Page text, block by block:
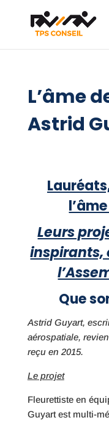
L’âme
Astrid
Leurs
inspirants,
Que
Astrid Guyart,
aérospatiale,
reçu en 2015.
Le projet
Fleurettiste en
Guyart est multi-